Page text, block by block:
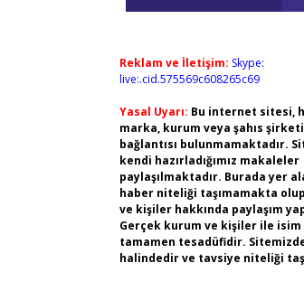
Reklam ve İletişim: Skype:
live:.cid.575569c608265c69
Yasal Uyarı: Bu internet sitesi,
marka, kurum veya şahıs
bağlantısı bulunmamaktadır.
kendi hazırladığımız makaleler
paylaşılmaktadır. Burada yer
haber niteliği taşımamakta
ve kişiler hakkında paylaşım
Gerçek kurum ve kişiler ile
tamamen tesadüfidir.
halindedir ve tavsiye niteliği